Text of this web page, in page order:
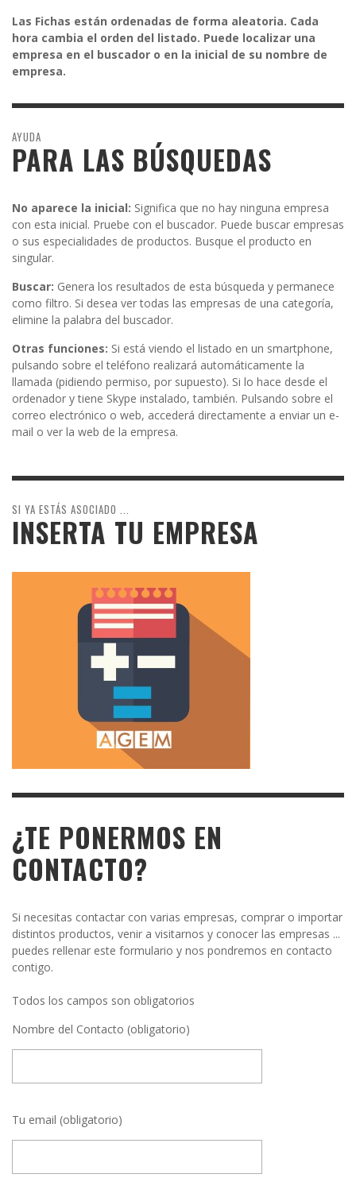
Las Fichas están ordenadas de forma aleatoria. Cada
hora cambia el orden del listado. Puede localizar una
empresa en el buscador o en la inicial de su nombre de
empresa.
AYUDA
PARA LAS BÚSQUEDAS
No aparece la inicial: Significa que no hay ninguna empresa
con esta inicial. Pruebe con el buscador. Puede buscar empresas
o sus especialidades de productos. Busque el producto en
singular.
Buscar: Genera los resultados de esta búsqueda y permanece
como filtro. Si desea ver todas las empresas de una categoría,
elimine la palabra del buscador.
Otras funciones: Si está viendo el listado en un smartphone,
pulsando sobre el teléfono realizará automáticamente la
llamada (pidiendo permiso, por supuesto). Si lo hace desde el
ordenador y tiene Skype instalado, también. Pulsando sobre el
correo electrónico o web, accederá directamente a enviar un e-
mail o ver la web de la empresa.
SI YA ESTÁS ASOCIADO ...
INSERTA TU EMPRESA
¿TE PONERMOS EN
CONTACTO?
Si necesitas contactar con varias empresas, comprar o importar
distintos productos, venir a visitarnos y conocer las empresas ...
puedes rellenar este formulario y nos pondremos en contacto
contigo.
Todos los campos son obligatorios
Nombre del Contacto (obligatorio)
Tu email (obligatorio)